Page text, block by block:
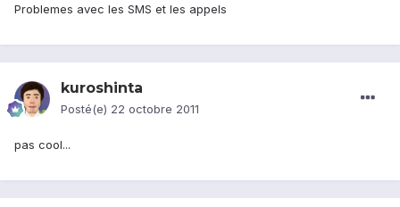
Problemes avec les SMS et les appels
kuroshinta
Posté(e) 22 octobre 2011
pas cool...